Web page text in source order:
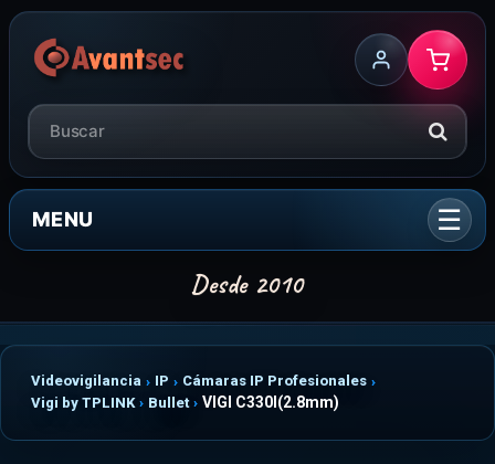
MENU
Videovigilancia IP
Cámaras IP Profesionales
Vigi by TPLINK
Bullet VIGI C330I(2.8mm)